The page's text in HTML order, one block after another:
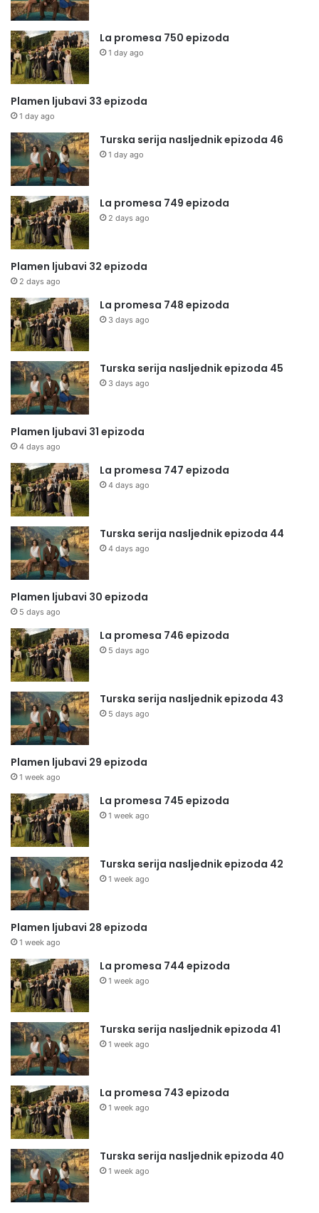
La promesa 750 epizoda
1 day ago
Plamen ljubavi 33 epizoda
1 day ago
Turska serija nasljednik epizoda 46
1 day ago
La promesa 749 epizoda
2 days ago
Plamen ljubavi 32 epizoda
2 days ago
La promesa 748 epizoda
3 days ago
Turska serija nasljednik epizoda 45
3 days ago
Plamen ljubavi 31 epizoda
4 days ago
La promesa 747 epizoda
4 days ago
Turska serija nasljednik epizoda 44
4 days ago
Plamen ljubavi 30 epizoda
5 days ago
La promesa 746 epizoda
5 days ago
Turska serija nasljednik epizoda 43
5 days ago
Plamen ljubavi 29 epizoda
1 week ago
La promesa 745 epizoda
1 week ago
Turska serija nasljednik epizoda 42
1 week ago
Plamen ljubavi 28 epizoda
1 week ago
La promesa 744 epizoda
1 week ago
Turska serija nasljednik epizoda 41
1 week ago
La promesa 743 epizoda
1 week ago
Turska serija nasljednik epizoda 40
1 week ago